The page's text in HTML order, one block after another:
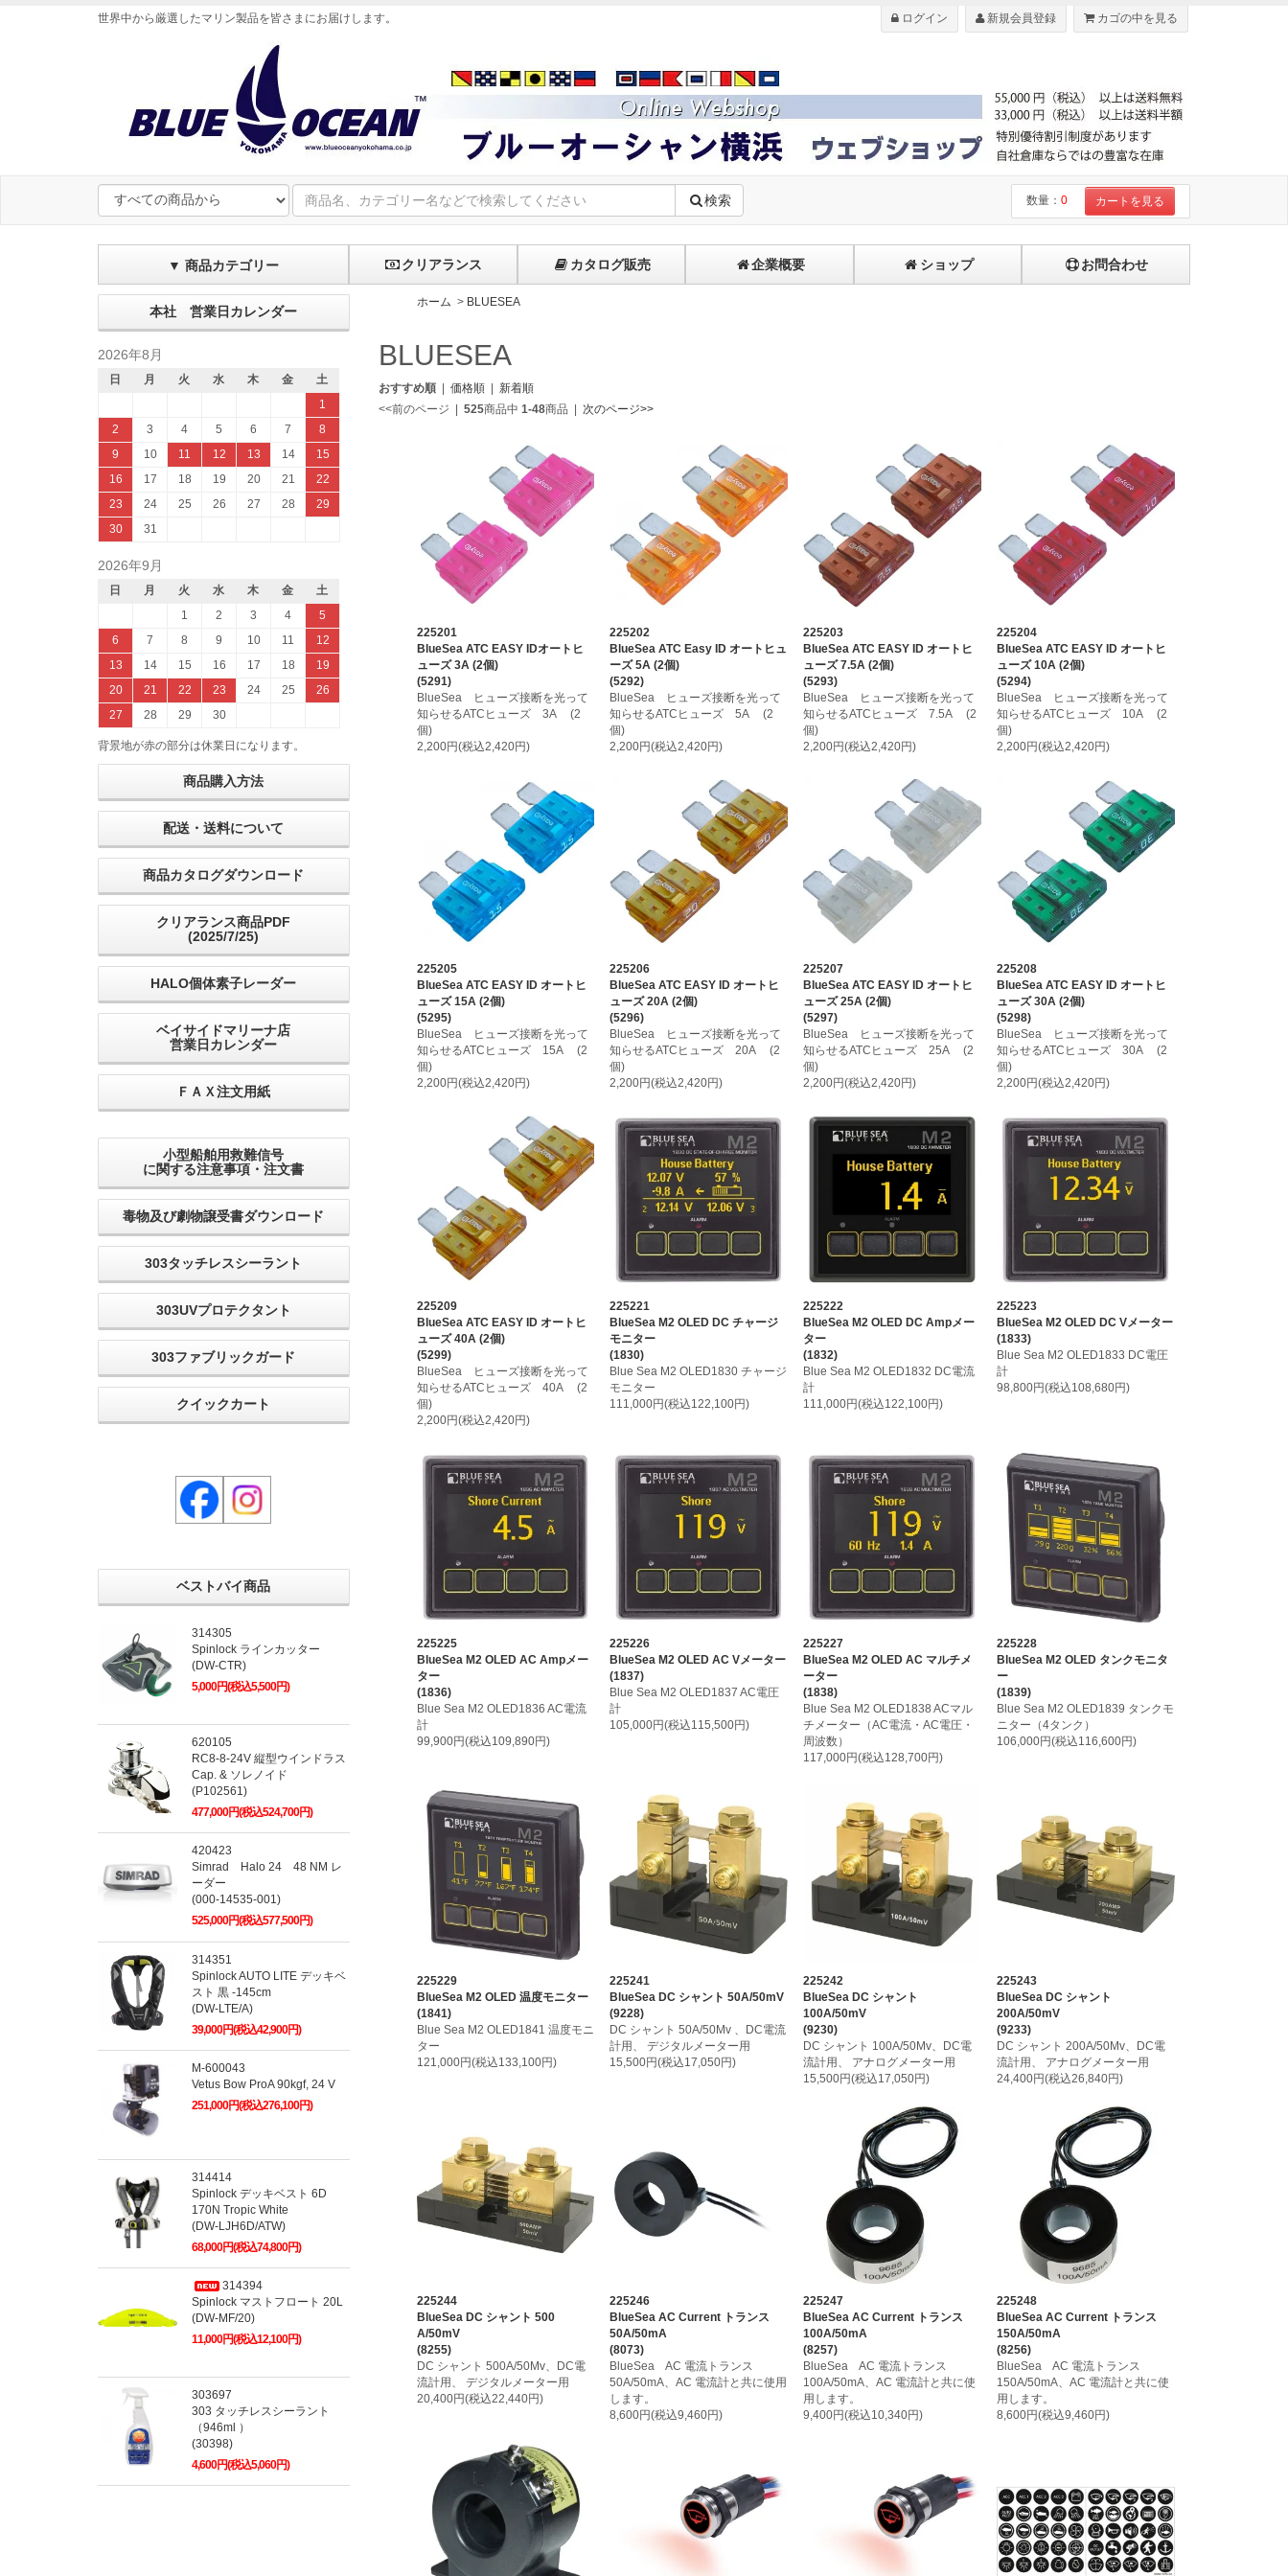
世界中から厳選したマリン製品を皆さまにお届けします。 ログイン 新規会員登録 カゴの中を見る
検索 数量： 0 カートを見る
▼ 商品カテゴリー クリアランス カタログ販売 企業概要 ショップ お問合わせ
ホーム > BLUESEA
BLUESEA
おすすめ順| 価格順| 新着順
<<前のページ
525商品中 1-48商品 次のページ>>
225201
BlueSea ATC EASY IDオートヒ
ューズ 3A (2個)
(5291)
BlueSea ヒューズ接断を光って
知らせるATCヒューズ 3A (2
個)
2,200円(税込2,420円)
225202
BlueSea ATC Easy ID オートヒュ
ーズ 5A (2個)
(5292)
BlueSea ヒューズ接断を光って
知らせるATCヒューズ 5A (2
個)
2,200円(税込2,420円)
225203
BlueSea ATC EASY ID オートヒ
ューズ 7.5A (2個)
(5293)
BlueSea ヒューズ接断を光って
知らせるATCヒューズ 7.5A (2
個)
2,200円(税込2,420円)
225204
BlueSea ATC EASY ID オートヒ
ューズ 10A (2個)
(5294)
BlueSea ヒューズ接断を光って
知らせるATCヒューズ 10A (2
個)
2,200円(税込2,420円)
225205
BlueSea ATC EASY ID オートヒ
ューズ 15A (2個)
(5295)
BlueSea ヒューズ接断を光って
知らせるATCヒューズ 15A (2
個)
2,200円(税込2,420円)
225206
BlueSea ATC EASY ID オートヒ
ューズ 20A (2個)
(5296)
BlueSea ヒューズ接断を光って
知らせるATCヒューズ 20A (2
個)
2,200円(税込2,420円)
225207
BlueSea ATC EASY ID オートヒ
ューズ 25A (2個)
(5297)
BlueSea ヒューズ接断を光って
知らせるATCヒューズ 25A (2
個)
2,200円(税込2,420円)
225208
BlueSea ATC EASY ID オートヒ
ューズ 30A (2個)
(5298)
BlueSea ヒューズ接断を光って
知らせるATCヒューズ 30A (2
個)
2,200円(税込2,420円)
225209
BlueSea ATC EASY ID オートヒ
ューズ 40A (2個)
(5299)
BlueSea ヒューズ接断を光って
知らせるATCヒューズ 40A (2
個)
2,200円(税込2,420円)
225221
BlueSea M2 OLED DC チャージ
モニター
(1830)
Blue Sea M2 OLED1830 チャージ
モニター
111,000円(税込122,100円)
225222
BlueSea M2 OLED DC Ampメー
ター
(1832)
Blue Sea M2 OLED1832 DC電流
計
111,000円(税込122,100円)
225223
BlueSea M2 OLED DC Vメーター
(1833)
Blue Sea M2 OLED1833 DC電圧
計
98,800円(税込108,680円)
225225
BlueSea M2 OLED AC Ampメー
ター
(1836)
Blue Sea M2 OLED1836 AC電流
計
99,900円(税込109,890円)
225226
BlueSea M2 OLED AC Vメーター
(1837)
Blue Sea M2 OLED1837 AC電圧
計
105,000円(税込115,500円)
225227
BlueSea M2 OLED AC マルチメ
ーター
(1838)
Blue Sea M2 OLED1838 ACマル
チメーター（AC電流・AC電圧・
周波数）
117,000円(税込128,700円)
225228
BlueSea M2 OLED タンクモニタ
ー
(1839)
Blue Sea M2 OLED1839 タンクモ
ニター（4タンク）
106,000円(税込116,600円)
225229
BlueSea M2 OLED 温度モニター
(1841)
Blue Sea M2 OLED1841 温度モニ
ター
121,000円(税込133,100円)
225241
BlueSea DC シャント 50A/50mV
(9228)
DC シャント 50A/50Mv 、DC電流
計用、 デジタルメーター用
15,500円(税込17,050円)
225242
BlueSea DC シャント
100A/50mV
(9230)
DC シャント 100A/50Mv、DC電
流計用、 アナログメーター用
15,500円(税込17,050円)
225243
BlueSea DC シャント
200A/50mV
(9233)
DC シャント 200A/50Mv、DC電
流計用、 アナログメーター用
24,400円(税込26,840円)
225244
BlueSea DC シャント 500
A/50mV
(8255)
DC シャント 500A/50Mv、DC電
流計用、 デジタルメーター用
20,400円(税込22,440円)
225246
BlueSea AC Current トランス
50A/50mA
(8073)
BlueSea AC 電流トランス
50A/50mA、AC 電流計と共に使用
します。
8,600円(税込9,460円)
225247
BlueSea AC Current トランス
100A/50mA
(8257)
BlueSea AC 電流トランス
100A/50mA、AC 電流計と共に使
用します。
9,400円(税込10,340円)
225248
BlueSea AC Current トランス
150A/50mA
(8256)
BlueSea AC 電流トランス
150A/50mA、AC 電流計と共に使
用します。
8,600円(税込9,460円)
本社 営業日カレンダー
2026年8月
日 月 火 水 木 金
土
1
2
3 4 5 6 7
8
9
10 11 12 13 14
15
16
17 18 19 20 21
22
23
24 25 26 27 28
29
30
31
2026年9月
日 月 火 水 木 金
土
1
2 3 4
5
6
7 8 9 10 11
12
13
14 15 16 17 18
19
20
21 22 23 24 25
26
27
28 29 30
背景地が赤の部分は休業日になります。
商品購入方法
配送・送料について
商品カタログダウンロード
クリアランス商品PDF
(2025/7/25)
HALO個体素子レーダー
ベイサイドマリーナ店
営業日カレンダー
ＦＡＸ注文用紙
小型船舶用救難信号
に関する注意事項・注文書
毒物及び劇物譲受書ダウンロード
303タッチレスシーラント
303UVプロテクタント
303ファブリックガード
クイックカート
ベストバイ商品
314305
Spinlock ラインカッター
(DW-CTR)
5,000円(税込5,500円)
620105
RC8-8-24V 縦型ウインドラス
Cap. & ソレノイド
(P102561)
477,000円(税込524,700円)
420423
Simrad Halo 24 48 NM レ
ーダー
(000-14535-001)
525,000円(税込577,500円)
314351
Spinlock AUTO LITE デッキベ
スト 黒 -145cm
(DW-LTE/A)
39,000円(税込42,900円)
M-600043
Vetus Bow ProA 90kgf, 24 V
251,000円(税込276,100円)
314414
Spinlock デッキベスト 6D
170N Tropic White
(DW-LJH6D/ATW)
68,000円(税込74,800円)
314394
Spinlock マストフロート 20L
(DW-MF/20)
11,000円(税込12,100円)
303697
303 タッチレスシーラント
（946ml ）
(30398)
4,600円(税込5,060円)